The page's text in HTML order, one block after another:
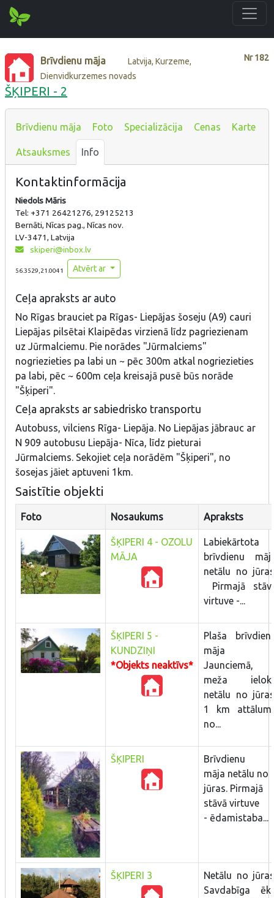
Nr182
Brīvdienu māja
Latvija, Kurzeme,
Dienvidkurzemes novads
ŠĶIPERI - 2
Brīvdienu māja Foto Specializācija Cenas Karte
Atsauksmes Info
Kontaktinformācija
Niedols Māris
Tel: +371 26421276, 29125213
Bernāti, Nīcas pag., Nīcas nov.
LV-3471, Latvija
skiperi@inbox.lv
56.3529,21.0041 Atvērt ar
Ceļa apraksts ar auto
No Rīgas brauciet pa Rīgas- Liepājas šoseju (A9) cauri
Liepājas pilsētai Klaipēdas virzienā līdz pagriezienam
uz Jūrmalciemu. Pie norādes "Jūrmalciems"
nogriezieties pa labi un ~ pēc 300m atkal nogriezieties
pa labi, pēc ~ 600m ceļa kreisajā pusē būs norāde
"Šķiperi".
Ceļa apraksts ar sabiedrisko transportu
Autobuss, vilciens Rīga- Liepāja. No Liepājas jābrauc ar
N 909 autobusu Liepāja- Nīca, līdz pieturai
Jūrmalciems. Sekojiet ceļa norādēm "Šķiperi", no
šosejas jāiet aptuveni 1km.
Saistītie objekti
Foto Nosaukums Apraksts
ŠĶIPERI 4 - OZOLU
MĀJA
Labiekārtota
brīvdienu
netālu no
Pirmajā
virtuve -...
ŠĶIPERI 5 -
KUNDZIŅI
*Objekts neaktīvs*
Plaša
māja
Jaunciemā,
meža
netālu no
1 km
no...
ŠĶIPERI
Brīvdienu
māja netālu no
jūras. Pirmajā
stāvā virtuve
- ēdamistaba...
ŠĶIPERI 3
Netālu no
Savdabīga